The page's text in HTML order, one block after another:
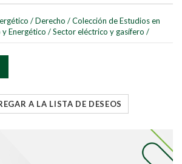
/Derecho /Colección de Estudios en
Energético /Sector eléctrico y gasífero /
A LA LISTA DE DESEOS